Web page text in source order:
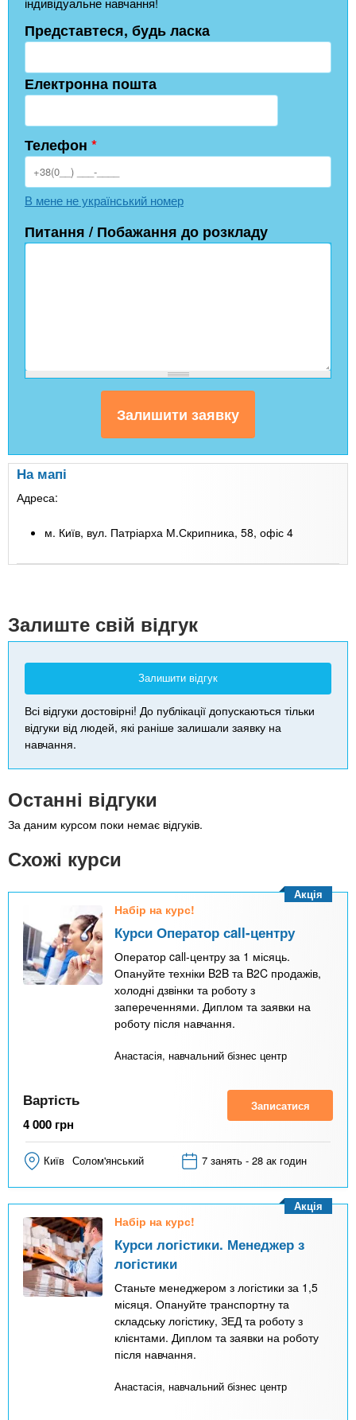
Представтеся, будь ласка
Електронна пошта
Телефон *
В мене не український номер
Питання / Побажання до розкладу
На мапі
Адреса:
м. Київ, вул. Патріарха М.Скрипника, 58, офіс 4
Залиште свій відгук
Залишити відгук
Всі відгуки достовірні! До публікації допускаються тільки
відгуки від людей, які раніше залишали заявку на
навчання.
Останні відгуки
За даним курсом поки немає відгуків.
Схожі курси
Набір на курс!
Курси Оператор сall-центру
Оператор call-центру за 1 місяць.
Опануйте техніки B2B та B2C продажів,
холодні дзвінки та роботу з
запереченнями. Диплом та заявки на
роботу після навчання.
Анастасія, навчальний бізнес центр
Акція
Вартість
4 000 грн
Записатися
Київ Солом'янський 7 занять - 28 ак годин
Набір на курс!
Курси логістики. Менеджер з
логістики
Станьте менеджером з логістики за 1,5
місяця. Опануйте транспортну та
складську логістику, ЗЕД та роботу з
клієнтами. Диплом та заявки на роботу
після навчання.
Анастасія, навчальний бізнес центр
Акція